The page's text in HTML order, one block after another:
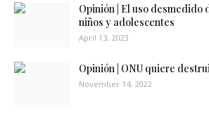
Opinión | El uso desmedido
niños y adolescentes
April 13, 2023
Opinión | ONU quiere
November 14, 2022